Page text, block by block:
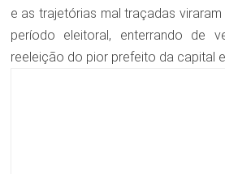
e as trajetórias mal traçadas
período eleitoral, enterrando de
reeleição do pior prefeito da capital